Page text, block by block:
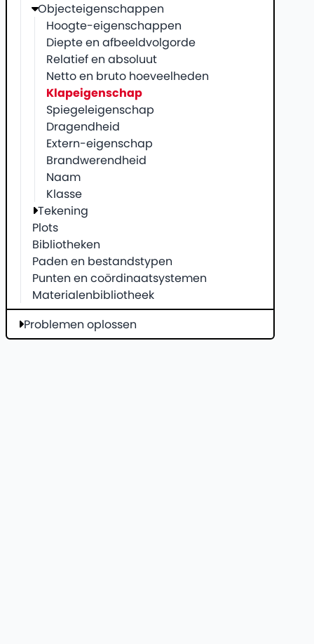
Objecteigenschappen
Hoogte-eigenschappen
Diepte en afbeeldvolgorde
Relatief en absoluut
Netto en bruto hoeveelheden
Klapeigenschap
Spiegeleigenschap
Dragendheid
Extern-eigenschap
Brandwerendheid
Naam
Klasse
Tekening
Plots
Bibliotheken
Paden en bestandstypen
Punten en coördinaatsystemen
Materialenbibliotheek
Problemen oplossen